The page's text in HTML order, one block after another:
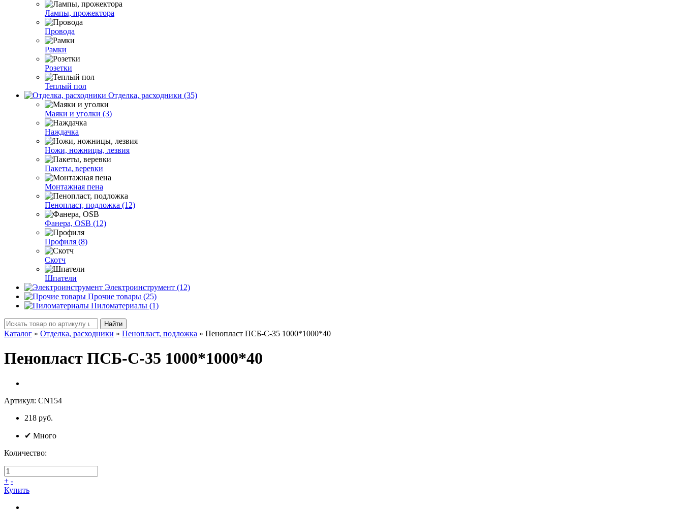
Лампы, прожектора
Провода
Рамки
Розетки
Теплый пол
Отделка, расходники (35)
Маяки и уголки (3)
Наждачка
Ножи, ножницы, лезвия
Пакеты, веревки
Монтажная пена
Пенопласт, подложка (12)
Фанера, OSB (12)
Профиля (8)
Скотч
Шпатели
Электроинструмент (12)
Прочие товары (25)
Пиломатериалы (1)
Найти
Каталог » Отделка, расходники » Пенопласт, подложка » Пенопласт ПСБ-С-35 1000*1000*40
Пенопласт ПСБ-С-35 1000*1000*40
Артикул: CN154
218 руб.
✔ Много
Количество:
+ -
Купить